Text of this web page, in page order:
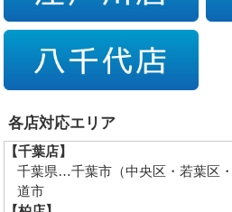
各店対応エリア
【千葉店】
千葉県…千葉市（中央区・若葉区
道市